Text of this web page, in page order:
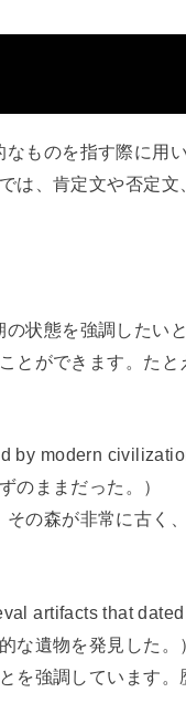
ものを指す際に用
は、肯定文や否定
状態を強調したい
とができます。たと
by modern
のままだった。）
の森が非常に古く
artifacts that
な遺物を発見した。
を強調しています